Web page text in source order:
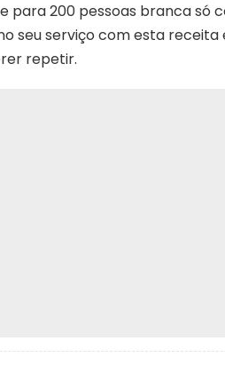
para 200 pessoas branca só
seu serviço com esta receita
repetir.